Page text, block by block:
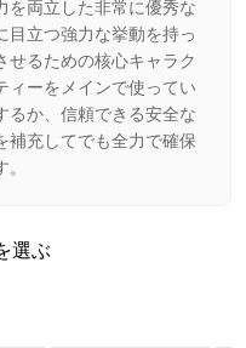
を両立した非常に優秀な
目立つ強力な挙動を持っ
せるための核心キャラク
ィーをメインで使ってい
るか、信頼できる安全な
補充してでも全力で確保
選ぶ